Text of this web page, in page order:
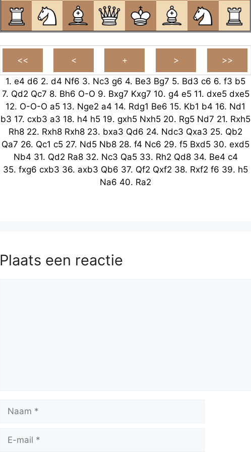
1. e4 d6 2. d4 Nf6 3. Nc3 g6 4. Be3 Bg7 5. Bd3 c6 6. f3 b5
7. Qd2 Qc7 8. Bh6 O-O 9. Bxg7 Kxg7 10. g4 e5 11. dxe5 dxe5
12. O-O-O a5 13. Nge2 a4 14. Rdg1 Be6 15. Kb1 b4 16. Nd1
b3 17. cxb3 a3 18. h4 h5 19. gxh5 Nxh5 20. Rg5 Nd7 21. Rxh5
Rh8 22. Rxh8 Rxh8 23. bxa3 Qd6 24. Ndc3 Qxa3 25. Qb2
Qa7 26. Qc1 c5 27. Nd5 Nb8 28. f4 Nc6 29. f5 Bxd5 30. exd5
Nb4 31. Qd2 Ra8 32. Nc3 Qa5 33. Rh2 Qd8 34. Be4 c4
35. fxg6 cxb3 36. axb3 Qb6 37. Qf2 Qxf2 38. Rxf2 f6 39. h5
Na6 40. Ra2
Plaats een reactie
mail